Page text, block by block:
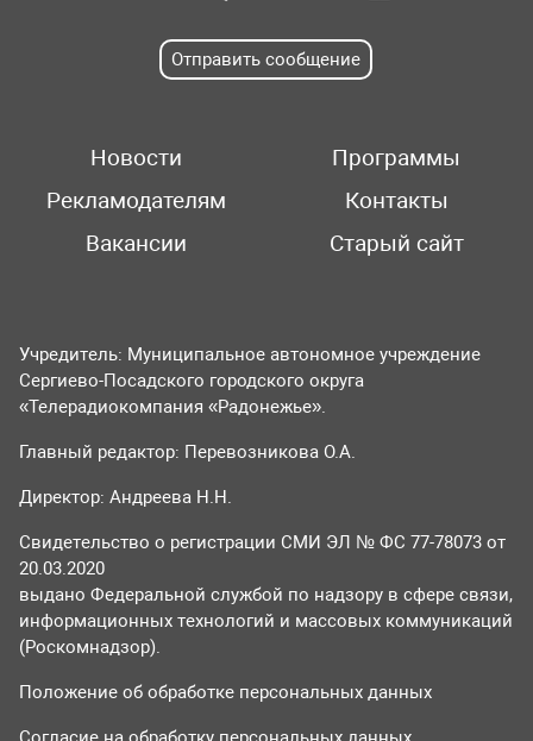
Отправить сообщение
Новости
Программы
Рекламодателям
Контакты
Вакансии
Старый сайт
Учредитель: Муниципальное автономное учреждение
Сергиево-Посадского городского округа
«Телерадиокомпания «Радонежье».
Главный редактор: Перевозникова О.А.
Директор: Андреева Н.Н.
Свидетельство о регистрации СМИ ЭЛ № ФС 77-78073 от
20.03.2020
выдано Федеральной службой по надзору в сфере связи,
информационных технологий и массовых коммуникаций
(Роскомнадзор).
Положение об обработке персональных данных